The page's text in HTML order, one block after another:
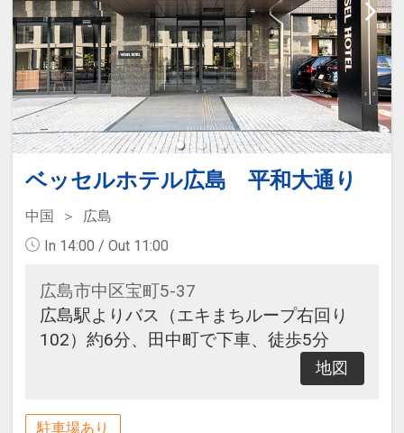
ベッセルホテル広島 平和大通り
中国
広島
In 14:00 / Out 11:00
広島市中区宝町5-37
広島駅よりバス（エキまちループ右回り
102）約6分、田中町で下車、徒歩5分
地図
駐車場あり